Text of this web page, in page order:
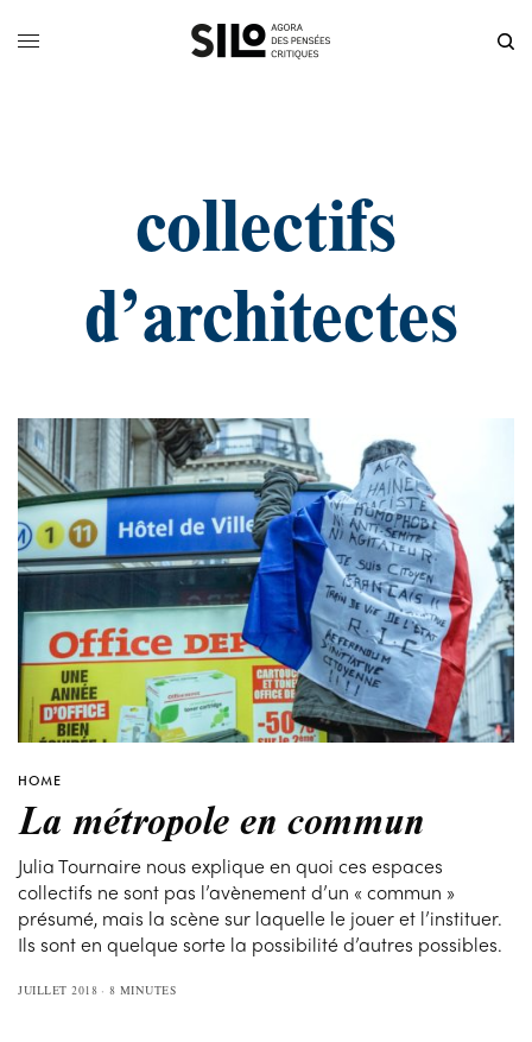
collectifs
d’architectes
HOME
La métropole en commun
Julia Tournaire nous explique en quoi ces espaces
collectifs ne sont pas l’avènement d’un « commun »
présumé, mais la scène sur laquelle le jouer et l’instituer.
Ils sont en quelque sorte la possibilité d’autres possibles.
JUILLET 2018 8 MINUTES